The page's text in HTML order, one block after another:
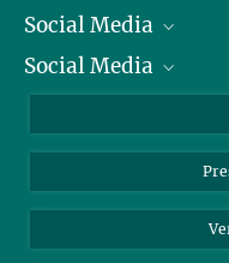
Präsident
Zahlen und Fakten
Social Media
Bluesky
TikTok
Social Media
Instagram
YouTube